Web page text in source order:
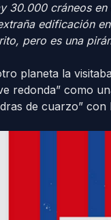
30.000 cráneos
edificación
pero es una
planeta la
redonda” como
de cuarzo”